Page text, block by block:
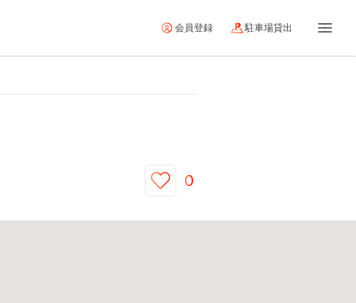
会員登録 駐車場貸出
0